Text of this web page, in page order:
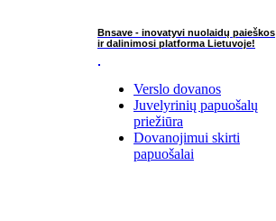
Bnsave - inovatyvi nuolaidų paieškos
ir dalinimosi platforma Lietuvoje!
Verslo dovanos
Juvelyrinių papuošalų
priežiūra
Dovanojimui skirti
papuošalai